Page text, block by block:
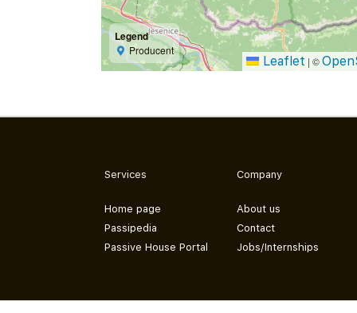
Legend
Producent
Leaflet | ©
Services
Home page
Passipedia
Passive House Portal
Company
About us
Contact
Jobs/Internships